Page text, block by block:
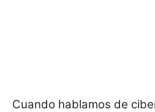
Cuando hablamos de